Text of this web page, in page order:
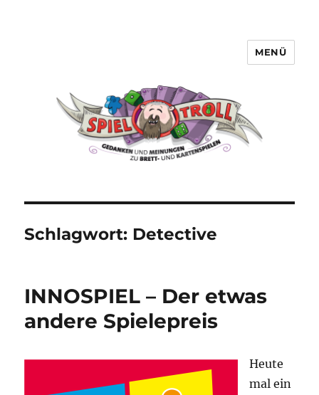
MENÜ
Schlagwort: Detective
INNOSPIEL – Der etwas
andere Spielepreis
Heute
mal ein